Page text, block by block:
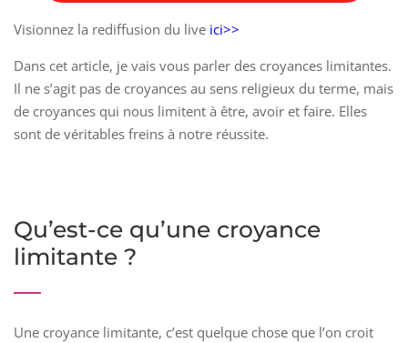
Visionnez la rediffusion du live ici>>
Dans cet article, je vais vous parler des croyances limitantes.
Il ne s’agit pas de croyances au sens religieux du terme, mais
de croyances qui nous limitent à être, avoir et faire. Elles
sont de véritables freins à notre réussite.
Qu’est-ce qu’une croyance
limitante ?
Une croyance limitante, c’est quelque chose que l’on croit